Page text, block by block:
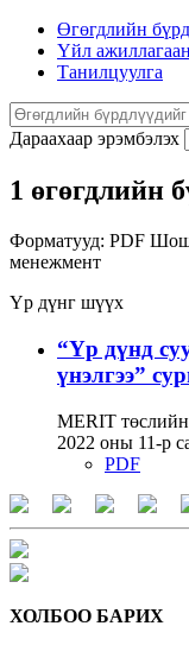
Өгөгдлийн
Үйл
Танилцуулга
Дараахаар эрэмбэлэх
1 өгөгдлийн
Форматууд: PDF
менежмент
Үр дүнг шүүх
“Үр дүнд
үнэлгээ”
MERIT
2022 оны 11-р
PDF
ХОЛБОО БАРИХ